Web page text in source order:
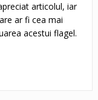
articolul, iar
ar fi cea mai
acestui flagel.